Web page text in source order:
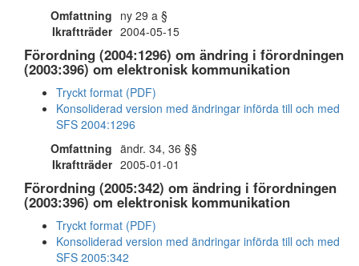
Omfattning ny 29 a §
Ikraftträder 2004-05-15
Förordning (2004:1296) om ändring i förordningen
(2003:396) om elektronisk kommunikation
Tryckt format (PDF)
Konsoliderad version med ändringar införda till och med
SFS 2004:1296
Omfattning ändr. 34, 36 §§
Ikraftträder 2005-01-01
Förordning (2005:342) om ändring i förordningen
(2003:396) om elektronisk kommunikation
Tryckt format (PDF)
Konsoliderad version med ändringar införda till och med
SFS 2005:342